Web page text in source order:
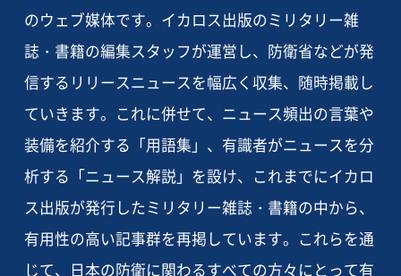
のウェブ媒体です。イカロス出版のミリタリー雑
誌・書籍の編集スタッフが運営し、防衛省などが発
信するリリースニュースを幅広く収集、随時掲載し
ていきます。これに併せて、ニュース頻出の言葉や
装備を紹介する「用語集」、有識者がニュースを分
析する「ニュース解説」を設け、これまでにイカロ
ス出版が発行したミリタリー雑誌・書籍の中から、
有用性の高い記事群を再掲しています。これらを通
じて、日本の防衛に関わるすべての方々にとって有